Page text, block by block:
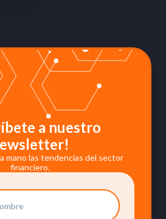
a nuestro
mano las tendencias del sector
financiero.